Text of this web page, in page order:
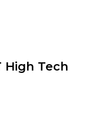
High Tech